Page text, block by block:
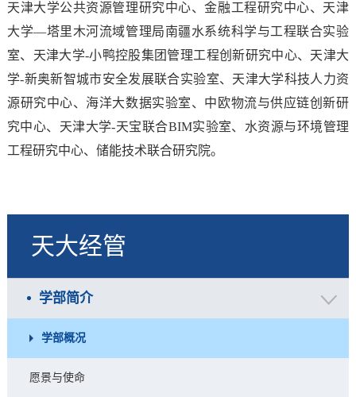
天津大学公共资源管理研究中心、金融工程研究中心、天津
大学—塔里木河流域管理局南疆水系统科学与工程联合实验
室、天津大学-小鸭控股集团管理工程创新研究中心、天津大
学-新奥新智城市安全发展联合实验室、天津大学科技人力资
源研究中心、海洋大数据实验室、中欧物流与供应链创新研
究中心、天津大学-天宝联合BIM实验室、水资源与环境管理
工程研究中心、储能技术联合研究院。
天大经管
学部简介
学部概况
愿景与使命